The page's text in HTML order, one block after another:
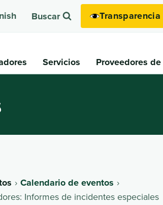
Buscar Transparencia
Servicios Proveedores
Calendario de eventos
Informes de incidentes especiales